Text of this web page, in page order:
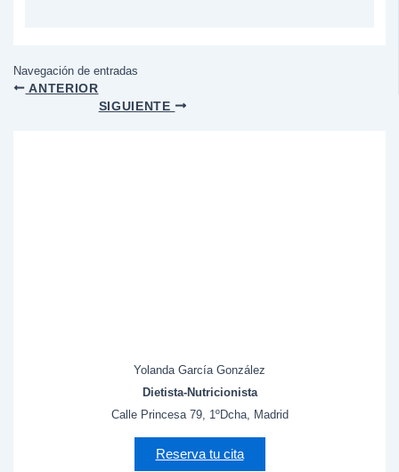
Navegación de entradas
ANTERIOR
SIGUIENTE
Yolanda García González
Dietista-Nutricionista
Calle Princesa 79, 1ºDcha, Madrid
Reserva tu cita